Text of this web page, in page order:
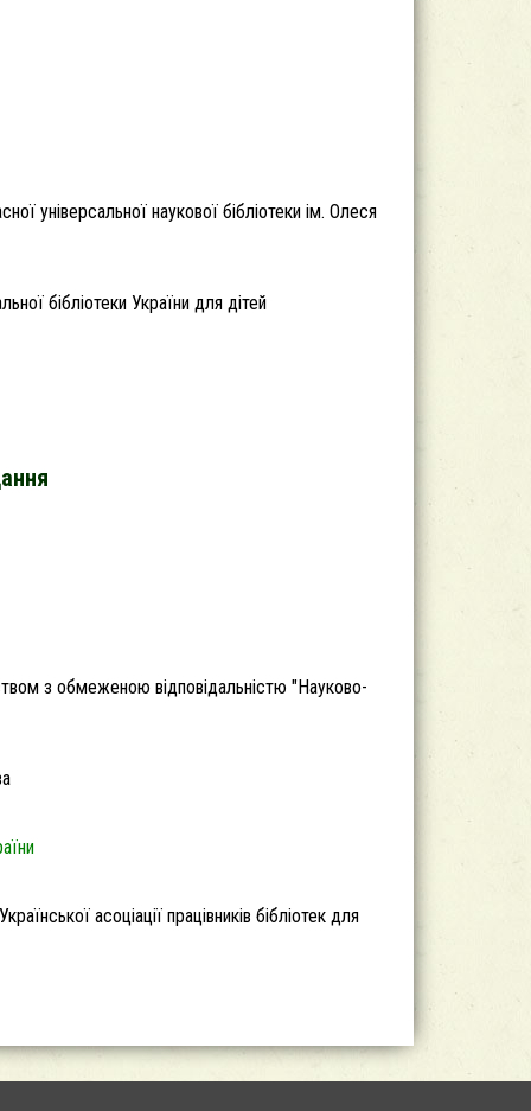
універсальної наукової бібліотеки ім. Олеся
бібліотеки України для дітей
з обмеженою відповідальністю "Науково-
асоціації працівників бібліотек для